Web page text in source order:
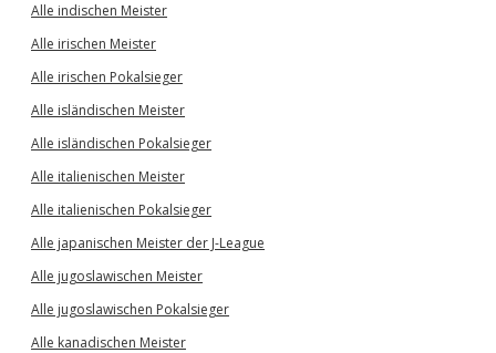
Alle indischen Meister
Alle irischen Meister
Alle irischen Pokalsieger
Alle isländischen Meister
Alle isländischen Pokalsieger
Alle italienischen Meister
Alle italienischen Pokalsieger
Alle japanischen Meister der J-League
Alle jugoslawischen Meister
Alle jugoslawischen Pokalsieger
Alle kanadischen Meister